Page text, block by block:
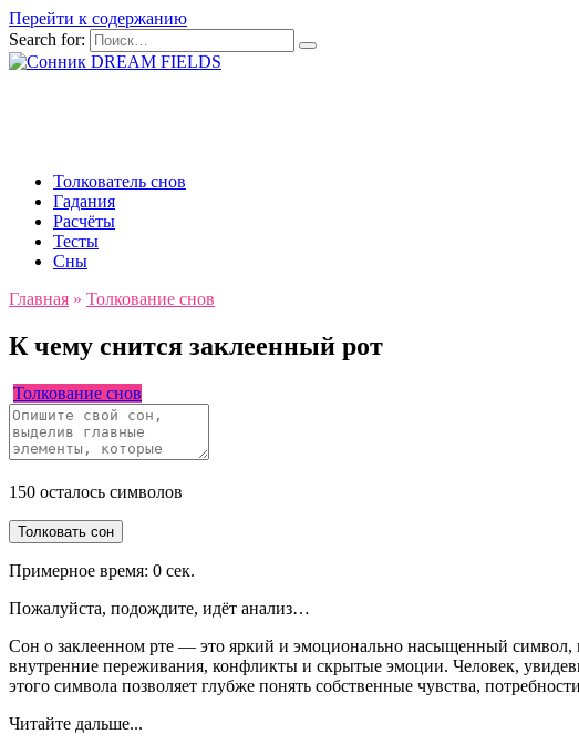
Перейти к содержанию
Search for:
Толкователь снов
Гадания
Расчёты
Тесты
Сны
Главная » Толкование снов
К чему снится заклеенный рот
Толкование снов
150 осталось символов
Толковать сон
Примерное время: 0 сек.
Пожалуйста, подождите, идёт анализ…
Сон о заклеенном рте — это яркий и эмоционально насыщенный символ,
внутренние переживания, конфликты и скрытые эмоции. Человек,
этого символа позволяет глубже понять собственные чувства,
Читайте дальше...